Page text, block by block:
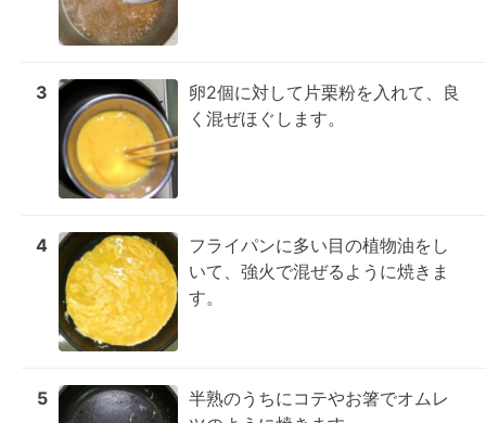
3
卵2個に対して片栗粉を入れて、良
く混ぜほぐします。
4
フライパンに多い目の植物油をし
いて、強火で混ぜるように焼きま
す。
5
半熟のうちにコテやお箸でオムレ